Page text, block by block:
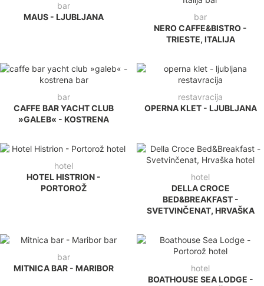
bar
MAUS - LJUBLJANA
bar
NERO CAFFE&BISTRO -
TRIESTE, ITALIJA
bar
CAFFE BAR YACHT CLUB
»GALEB« - KOSTRENA
restavracija
OPERNA KLET - LJUBLJANA
hotel
HOTEL HISTRION -
PORTOROŽ
hotel
DELLA CROCE
BED&BREAKFAST -
SVETVINČENAT, HRVAŠKA
bar
MITNICA BAR - MARIBOR
hotel
BOATHOUSE SEA LODGE -